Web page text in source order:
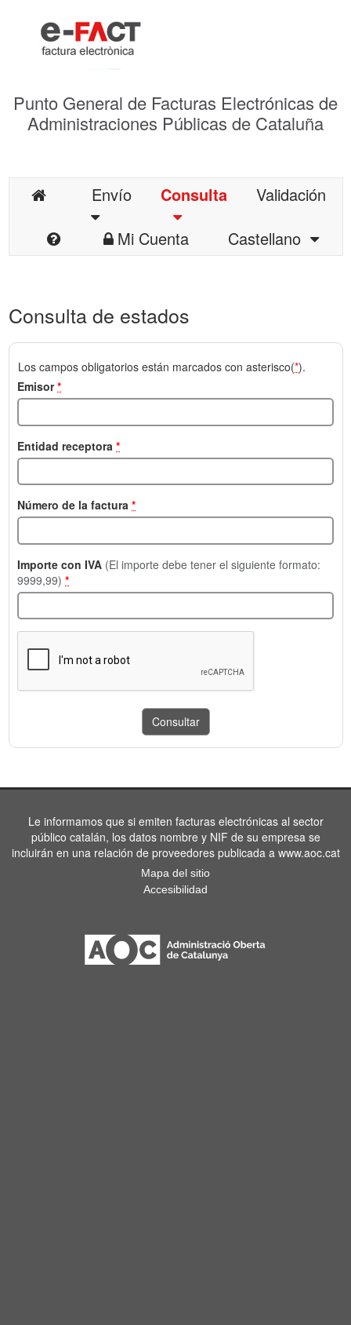
Punto General de Facturas Electrónicas de
Administraciones Públicas de Cataluña
Envío Consulta
Validación
Mi Cuenta
Castellano
Consulta de estados
Los campos obligatorios están marcados con asterisco(*).
Emisor*
Entidad receptora *
Número de la factura *
Importe con IVA (El importe debe tener el siguiente formato:
9999,99) *
Le informamos que si emiten facturas electrónicas al sector
público catalán, los datos nombre y NIF de su empresa se
incluirán en una relación de proveedores publicada a www.aoc.cat
Mapa del sitio
Accesibilidad